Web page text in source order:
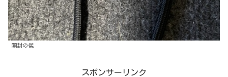
開封の儀
スポンサーリンク